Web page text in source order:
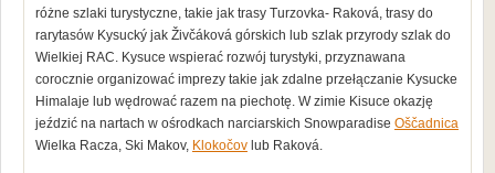
różne szlaki turystyczne, takie jak trasy Turzovka- Raková, trasy do
rarytasów Kysucký jak Živčáková górskich lub szlak przyrody szlak do
Wielkiej RAC. Kysuce wspierać rozwój turystyki, przyznawana
corocznie organizować imprezy takie jak zdalne przełączanie Kysucke
Himalaje lub wędrować razem na piechotę. W zimie Kisuce okazję
jeździć na nartach w ośrodkach narciarskich Snowparadise Oščadnica
Wielka Racza, Ski Makov, Klokočov lub Raková.